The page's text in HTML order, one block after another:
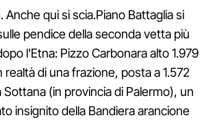
. Anche qui si scia.Piano Battaglia si
pendice della seconda vetta più
l'Etna: Pizzo Carbonara alto 1.979
realtà di una frazione, posta a 1.572
Sottana (in provincia di Palermo), un
insignito della Bandiera arancione